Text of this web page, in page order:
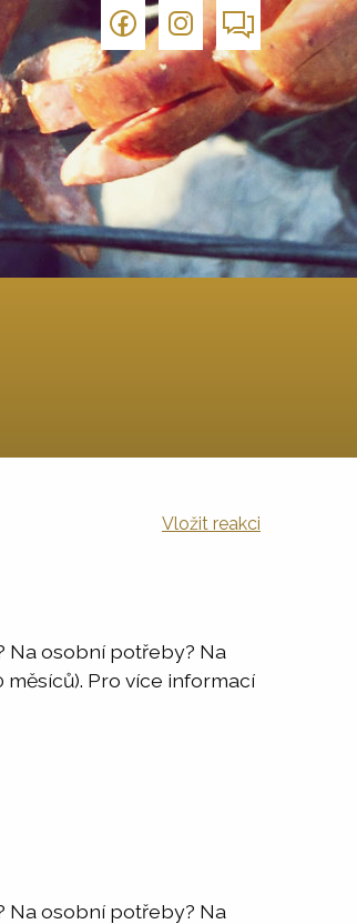
Vložit reakci
Na osobní potřeby? Na
měsíců). Pro více informací
Na osobní potřeby? Na